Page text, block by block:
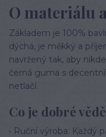
O materiálu
Základem je 100%
dýchá, je měkký a
navržený tak, aby
černá guma s
netlačí.
Co je dobré
• Ruční výroba: Každý